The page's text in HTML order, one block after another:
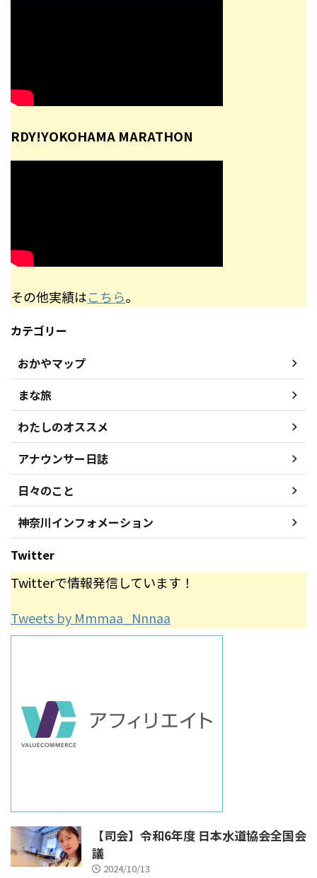
RDY!YOKOHAMA MARATHON
その他実績はこちら。
カテゴリー
おかやマップ
まな旅
わたしのオススメ
アナウンサー日誌
日々のこと
神奈川インフォメーション
Twitter
Twitterで情報発信しています！
Tweets by Mmmaa_Nnnaa
【司会】令和6年度 日本水道協会全国会
議
2024/10/13